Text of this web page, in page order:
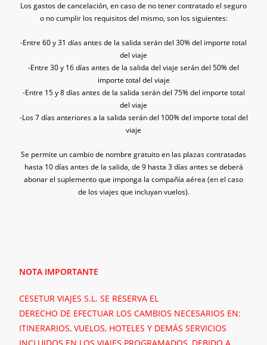
Los gastos de cancelación, en caso de no tener contratado el seguro
o no cumplir los requisitos del mismo, son los siguientes:
-Entre 60 y 31 días antes de la salida serán del 30% del importe total
del viaje
-Entre 30 y 16 días antes de la salida del viaje serán del 50% del
importe total del viaje
-Entre 15 y 8 días antes de la salida serán del 75% del importe total
del viaje
-Los 7 días anteriores a la salida serán del 100% del importe total del
viaje
Se permite un cambio de nombre gratuito en las plazas contratadas
hasta 10 días antes de la salida, de 9 hasta 3 días antes se deberá
abonar el suplemento que imponga la compañía aérea (en el caso
de los viajes que incluyan vuelos).
NOTA IMPORTANTE
CESETUR VIAJES S.L. SE RESERVA EL
DERECHO DE EFECTUAR LOS CAMBIOS NECESARIOS EN:
ITINERARIOS, VUELOS, HOTELES Y DEMÁS SERVICIOS